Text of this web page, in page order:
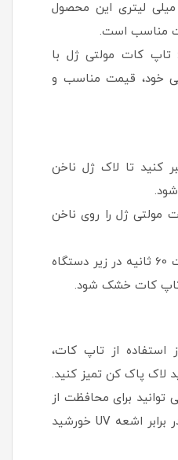
حجم مناسب: بطری 15 میلی لیتری این محصول
مناسب است.
کات مولتی ژل با
خود، قیمت مناسب و
کنید تا لاک ژل ناخن
مولتی ژل را روی ناخن
ناخن های خود را به مدت 60 ثانیه در زیر دستگاه
استفاده از تاپ کات،
لاک پاک کن تمیز کنید.
برای محافظت از
لاک ژل ناخن های خود در برابر اشعه UV خورشید